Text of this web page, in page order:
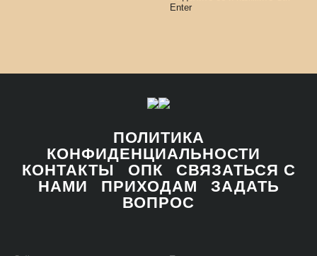
Enter
ПОЛИТИКА
КОНФИДЕНЦИАЛЬНОСТИ
КОНТАКТЫ
ОПК
СВЯЗАТЬСЯ С
НАМИ
ПРИХОДАМ
ЗАДАТЬ
ВОПРОС